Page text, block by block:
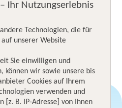
Orlando Breeze Resort
Ihr Nutzungserlebnis
Technologien, die für
auf unserer Website
Sie einwilligen und
können wir sowie unsere bis
Cookies auf Ihrem
verwenden und
[z. B. IP-Adresse] von Ihnen